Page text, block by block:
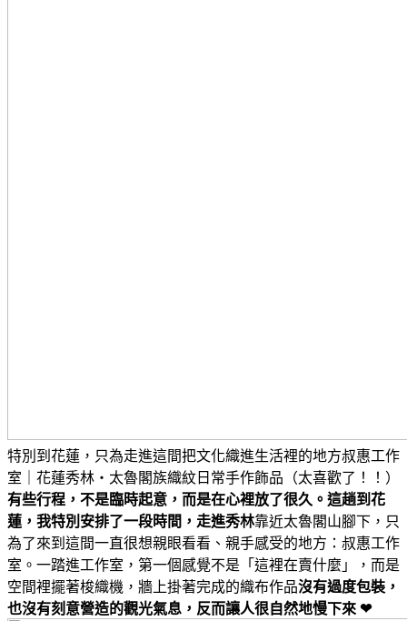
特別到花蓮，只為走進這間把文化織進生活裡的地方叔惠工作
室｜花蓮秀林・太魯閣族織紋日常手作飾品（太喜歡了！！）
有些行程，不是臨時起意，而是在心裡放了很久。這趟到花
蓮，我特別安排了一段時間，走進秀林靠近太魯閣山腳下，只
為了來到這間一直很想親眼看看、親手感受的地方：叔惠工作
室。一踏進工作室，第一個感覺不是「這裡在賣什麼」，而是
空間裡擺著梭織機，牆上掛著完成的織布作品沒有過度包裝，
也沒有刻意營造的觀光氣息，反而讓人很自然地慢下來 ❤